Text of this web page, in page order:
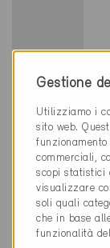
Minergie
Sementina
Nuova
TI-652
Gestione
Utilizziamo i
sito web.
commerciali,
scopi statistici
visualizzare
soli quali
che in base
funzionalità